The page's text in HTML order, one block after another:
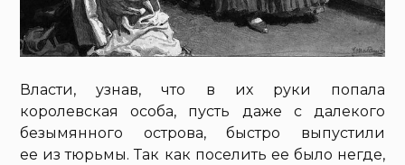
Власти, узнав, что в их руки попала
королевская особа, пусть даже с далекого
безымянного острова, быстро выпустили
ее из тюрьмы. Так как поселить ее было негде,